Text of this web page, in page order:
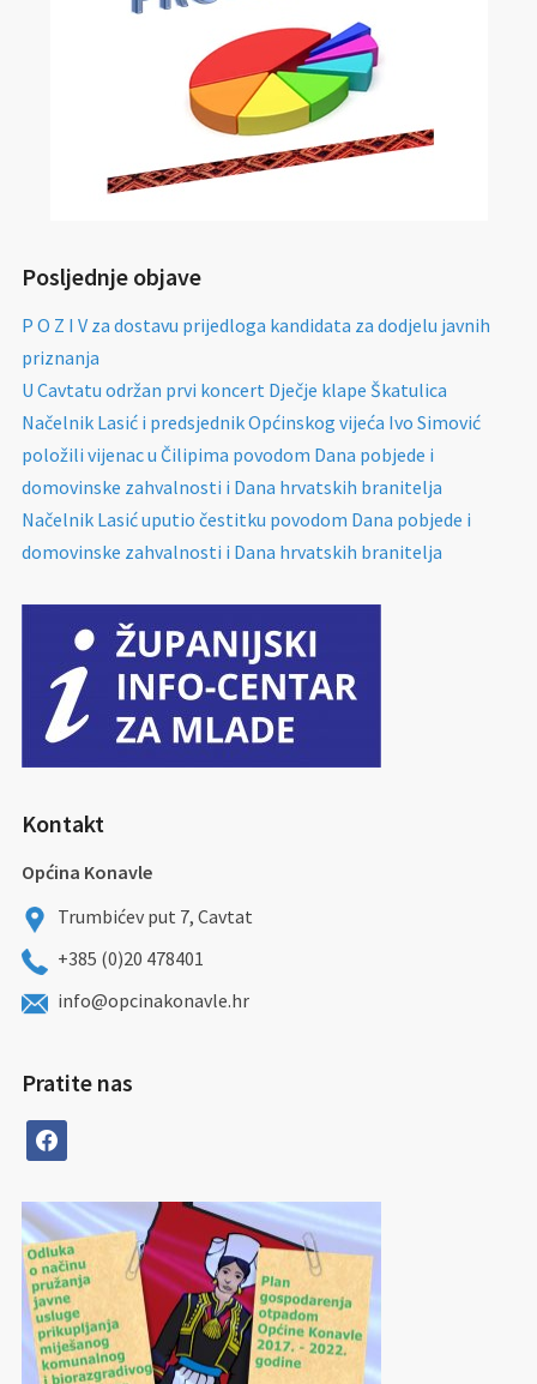
Posljednje objave
P O Z I V za dostavu prijedloga kandidata za dodjelu javnih
priznanja
U Cavtatu održan prvi koncert Dječje klape Škatulica
Načelnik Lasić i predsjednik Općinskog vijeća Ivo Simović
položili vijenac u Čilipima povodom Dana pobjede i
domovinske zahvalnosti i Dana hrvatskih branitelja
Načelnik Lasić uputio čestitku povodom Dana pobjede i
domovinske zahvalnosti i Dana hrvatskih branitelja
Kontakt
Općina Konavle
Trumbićev put 7, Cavtat
+385 (0)20 478401
info@opcinakonavle.hr
Pratite nas
facebook